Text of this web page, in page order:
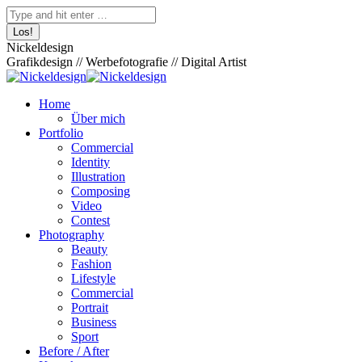
Zum
Inhalt
springen
Facebook
page
opens
in
new
window
Pinterest
page
opens
in
new
window
Skype
page
opens
in
new
window
500px
page
opens
in
new
window
XING
page
opens
in
new
window
Instagram
page
opens
in
new
window
YouTube
page
opens
in
new
window
Behance
page
opens
in
new
window
Search:
Nickeldesign
Grafikdesign // Werbefotografie // Digital Artist
Home
Über mich
Portfolio
Commercial
Identity
Illustration
Composing
Video
Contest
Photography
Beauty
Fashion
Lifestyle
Commercial
Portrait
Business
Sport
Before / After